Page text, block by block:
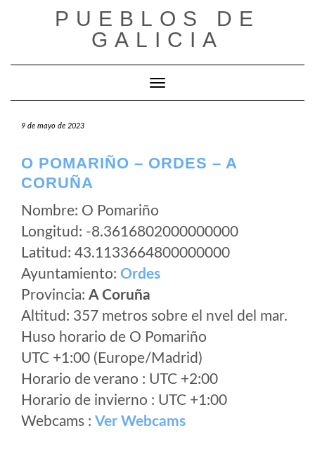
PUEBLOS DE
GALICIA
Cambiar modo de navegación
9 de mayo de 2023
O POMARIÑO – ORDES – A
CORUÑA
Nombre: O Pomariño
Longitud: -8.3616802000000000
Latitud: 43.1133664800000000
Ayuntamiento: Ordes
Provincia: A Coruña
Altitud: 357 metros sobre el nvel del mar.
Huso horario de O Pomariño
UTC +1:00 (Europe/Madrid)
Horario de verano : UTC +2:00
Horario de invierno : UTC +1:00
Webcams : Ver Webcams